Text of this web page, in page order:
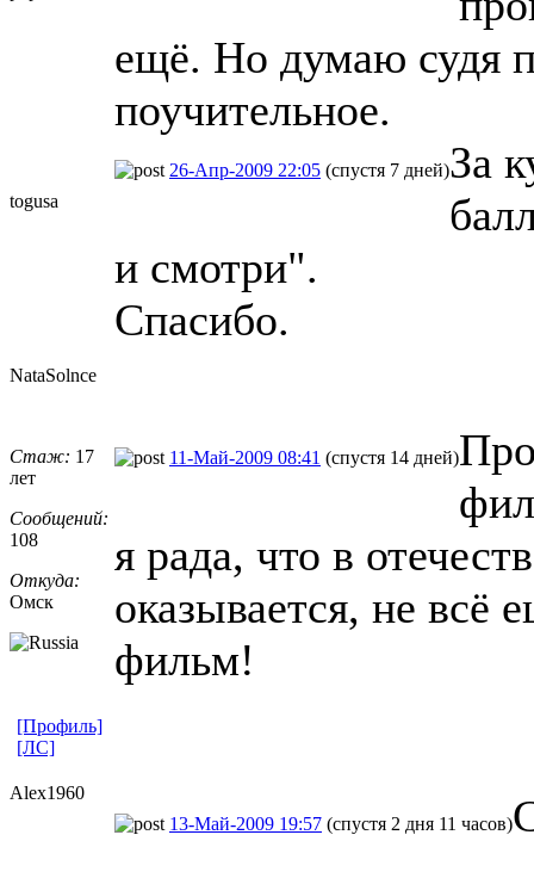
ещё. Но думаю судя
поучительное.
togusa
26-Апр-2009 22:05 (спустя 7 дней)За
и смотри".
Спасибо.
NataSolnce
Стаж: 17
лет
Сообщений:
108
Откуда:
Омск
11-Май-2009 08:41 (спустя 14 дней)
я рада, что в
оказывается, не всё
фильм!
[Профиль]
[ЛС]
Alex1960
13-Май-2009 19:57 (спустя 2 дня 11 часов)